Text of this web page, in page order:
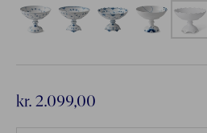
kr. 2.099,00